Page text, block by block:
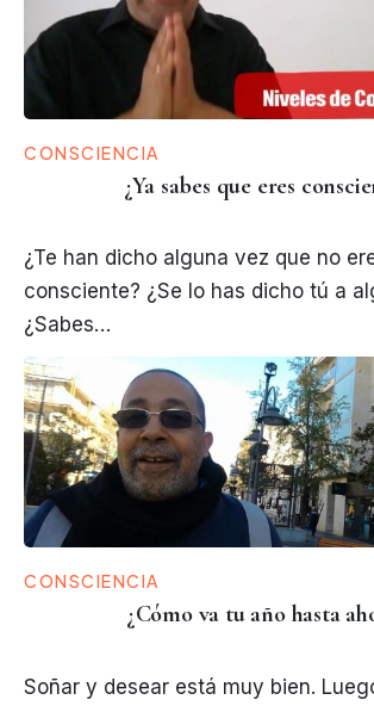
CONSCIENCIA
¿Ya sabes que eres
¿Te han dicho alguna vez que no
consciente? ¿Se lo has dicho tú a
¿Sabes…
CONSCIENCIA
¿Cómo va tu año hasta
Soñar y desear está muy bien.